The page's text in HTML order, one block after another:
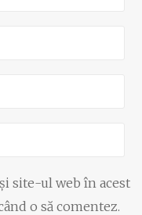
site-ul web în acest
o să comentez.